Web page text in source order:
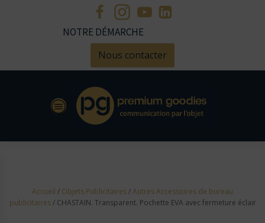
NOTRE DÉMARCHE
Nous contacter
Accueil / Objets Publicitaires/Autres Accessoires de bureau
publicitaires/ CHASTAIN. Transparent. Pochette EVA avec fermeture éclair